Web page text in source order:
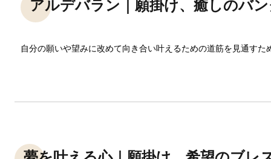
アルデバラン｜願掛け、癒しのバ
自分の願いや望みに改めて向き合い叶えるための道筋を見通すた